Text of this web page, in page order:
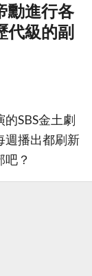
勳進行各
代級的副
SBS金土劇
週播出都刷新
？